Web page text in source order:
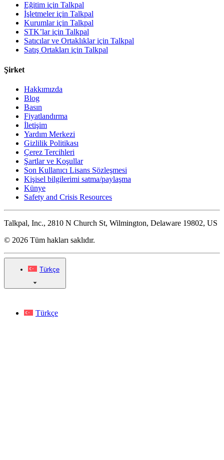
Eğitim için Talkpal
İşletmeler için Talkpal
Kurumlar için Talkpal
STK’lar için Talkpal
Satıcılar ve Ortaklıklar için Talkpal
Satış Ortakları için Talkpal
Şirket
Hakkımızda
Blog
Basın
Fiyatlandırma
İletişim
Yardım Merkezi
Gizlilik Politikası
Çerez Tercihleri
Şartlar ve Koşullar
Son Kullanıcı Lisans Sözleşmesi
Kişisel bilgilerimi satma/paylaşma
Künye
Safety and Crisis Resources
Talkpal, Inc., 2810 N Church St, Wilmington, Delaware 19802, US
© 2026 Tüm hakları saklıdır.
Türkçe
Türkçe